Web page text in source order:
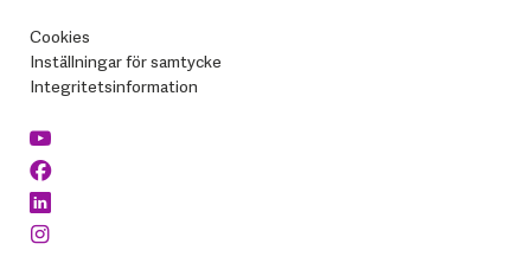
Cookies
Inställningar för samtycke
Integritetsinformation